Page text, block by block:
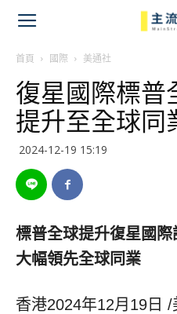
首頁 國際 美通社
復星國際標普
提升至全球同
2024-12-19 15:19
標普全球提升復星國際
大幅領先全球同業
香港2024年12月19日 /